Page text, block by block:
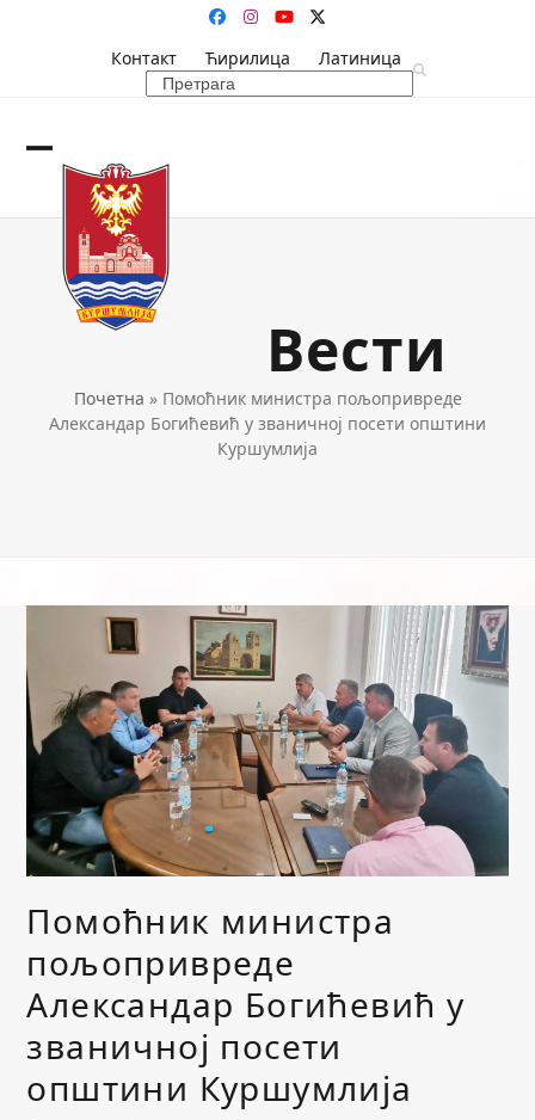
Facebook
Instagram
YouTubeTwitter
Контакт
Ћирилица
Латиница
Search
Open
mobile
menu
Close
mobile
menu
Вести
Почетна » Помоћник министра пољопривреде
Александар Богићевић у званичној посети општини
Куршумлија
Помоћник министра
пољопривреде
Александар Богићевић у
званичној посети
општини Куршумлија